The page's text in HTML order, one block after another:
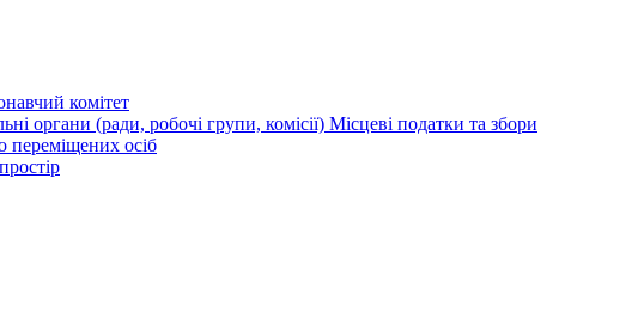
комітет
органи (ради, робочі групи, комісії) Місцеві податки та збори
переміщених осіб